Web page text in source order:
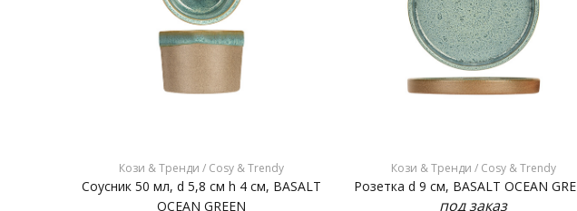
Кози & Тренди / Cosy & Trendy
Соусник 50 мл, d 5,8 см h 4 см, BASALT
OCEAN GREEN
Кози & Тренди / Cosy & Trendy
Розетка d 9 см, BASALT OCEAN
под заказ